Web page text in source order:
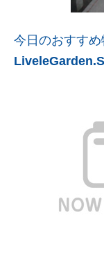
今日のおすす